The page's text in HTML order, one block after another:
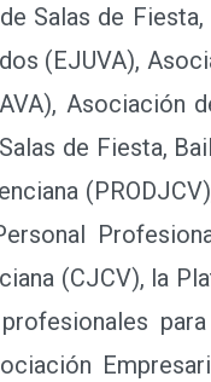
Salas de
(EJUVA),
Asociación
de Fiesta,
(CJCV), la